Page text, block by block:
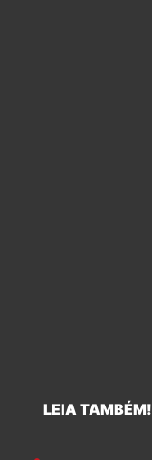
LEIA TAMBÉM!